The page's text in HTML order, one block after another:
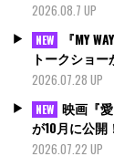
2026.08.7 UP
NEW
『MY
トークショー
2026.07.28 UP
NEW 映画『
が10月に公
2026.07.22 UP